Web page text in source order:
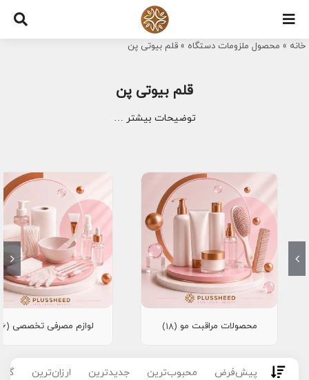
Skip
content
خانه » محصول ملزومات دستگاه » قلم بیوتی پن
قلم بیوتی پن
توضیحات بیشتر …
محصولات مراقبت مو (18) لوازم مصرفی تخصصی (16)
پیش‌فرض محبوب‌ترین جدیدترین ارزان‌ترین